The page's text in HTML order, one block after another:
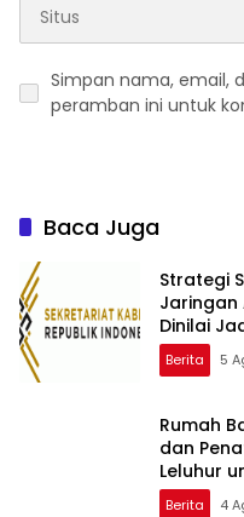
Simpan nama, email,
peramban ini untuk
Baca Juga
Strategi
Jaringan
Dinilai
Loyalitas
Berita 5
Rumah
dan
Leluhur
Berita 4